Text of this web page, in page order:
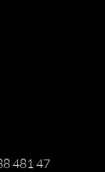
481 47